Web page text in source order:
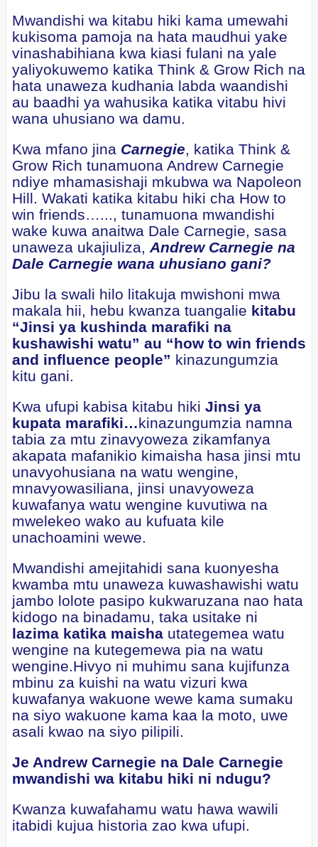
Mwandishi wa kitabu hiki kama umewahi
kukisoma pamoja na hata maudhui yake
vinashabihiana kwa kiasi fulani na yale
yaliyokuwemo katika Think & Grow Rich na
hata unaweza kudhania labda waandishi
au baadhi ya wahusika katika vitabu hivi
wana uhusiano wa damu.
Kwa mfano jina Carnegie, katika Think &
Grow Rich tunamuona Andrew Carnegie
ndiye mhamasishaji mkubwa wa Napoleon
Hill. Wakati katika kitabu hiki cha How to
win friends…..., tunamuona mwandishi
wake kuwa anaitwa Dale Carnegie, sasa
unaweza ukajiuliza,Andrew Carnegie na
Dale Carnegie wana uhusiano gani?
Jibu la swali hilo litakuja mwishoni mwa
makala hii, hebu kwanza tuangalie kitabu
“Jinsi ya kushinda marafiki na
kushawishi watu” au “how to win friends
and influence people” kinazungumzia
kitu gani.
Kwa ufupi kabisa kitabu hiki Jinsi ya
kupata marafiki…kinazungumzia namna
tabia za mtu zinavyoweza zikamfanya
akapata mafanikio kimaisha hasa jinsi mtu
unavyohusiana na watu wengine,
mnavyowasiliana, jinsi unavyoweza
kuwafanya watu wengine kuvutiwa na
mwelekeo wako au kufuata kile
unachoamini wewe.
Mwandishi amejitahidi sana kuonyesha
kwamba mtu unaweza kuwashawishi watu
jambo lolote pasipo kukwaruzana nao hata
kidogo na binadamu, taka usitake ni
lazima katika maisha utategemea watu
wengine na kutegemewa pia na watu
wengine.Hivyo ni muhimu sana kujifunza
mbinu za kuishi na watu vizuri kwa
kuwafanya wakuone wewe kama sumaku
na siyo wakuone kama kaa la moto, uwe
asali kwao na siyo pilipili.
Je Andrew Carnegie na Dale Carnegie
mwandishi wa kitabu hiki ni ndugu?
Kwanza kuwafahamu watu hawa wawili
itabidi kujua historia zao kwa ufupi.